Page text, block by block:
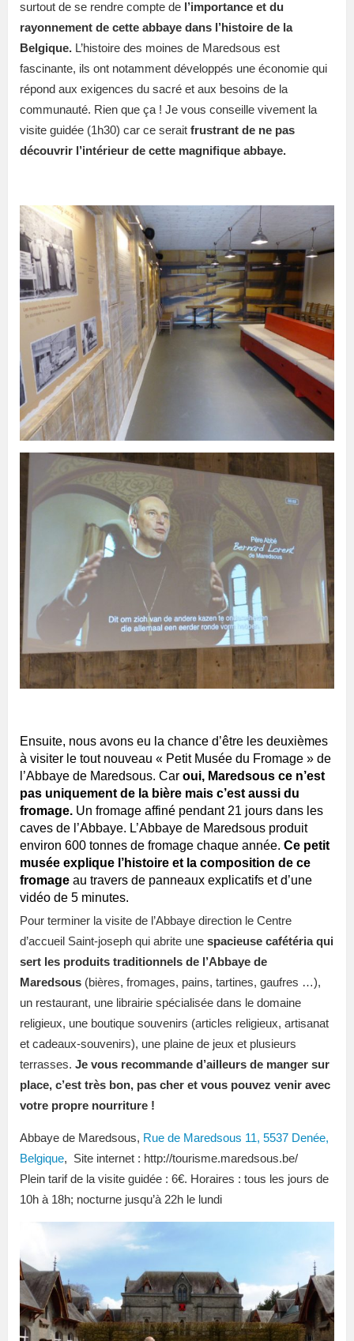
surtout de se rendre compte de l’importance et du
rayonnement de cette abbaye dans l’histoire de la
Belgique. L’histoire des moines de Maredsous est
fascinante, ils ont notamment développés une économie qui
répond aux exigences du sacré et aux besoins de la
communauté. Rien que ça ! Je vous conseille vivement la
visite guidée (1h30) car ce serait frustrant de ne pas
découvrir l’intérieur de cette magnifique abbaye.
Ensuite, nous avons eu la chance d’être les deuxièmes
à visiter le tout nouveau « Petit Musée du Fromage » de
l’Abbaye de Maredsous. Car oui, Maredsous ce n’est
pas uniquement de la bière mais c’est aussi du
fromage. Un fromage affiné pendant 21 jours dans les
caves de l’Abbaye. L’Abbaye de Maredsous produit
environ 600 tonnes de fromage chaque année. Ce petit
musée explique l’histoire et la composition de ce
fromage au travers de panneaux explicatifs et d’une
vidéo de 5 minutes.
Pour terminer la visite de l’Abbaye direction le Centre
d’accueil Saint-joseph qui abrite une spacieuse cafétéria qui
sert les produits traditionnels de l’Abbaye de
Maredsous (bières, fromages, pains, tartines, gaufres …),
un restaurant, une librairie spécialisée dans le domaine
religieux, une boutique souvenirs (articles religieux, artisanat
et cadeaux-souvenirs), une plaine de jeux et plusieurs
terrasses. Je vous recommande d’ailleurs de manger sur
place, c’est très bon, pas cher et vous pouvez venir avec
votre propre nourriture !
Abbaye de Maredsous, Rue de Maredsous 11, 5537 Denée,
Belgique, Site internet : http://tourisme.maredsous.be/
Plein tarif de la visite guidée : 6€. Horaires : tous les jours de
10h à 18h; nocturne jusqu’à 22h le lundi